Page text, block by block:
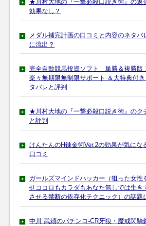
★川村大地の『一撃必殺口説き術』の返
効果なし？
メダル補完計画の口コミと内容のネタバ
に流出？
完全自動競馬投資ソフト 単勝＆複勝
楽々無期限無制限サポート ＆大特典付
タバレと評判
★川村大地の『一撃必殺口説き術』の
と評判
けんたんのH錬金術Ver.2の効果が気にな
口コミ
ガールズマインドハッカー（狙った女性
せココロもカラダもあなた無しでは生き
させる禁断の依存化テクニック）の話題
中川 武頼のパチンコ-CR牙狼・魔戒閃騎